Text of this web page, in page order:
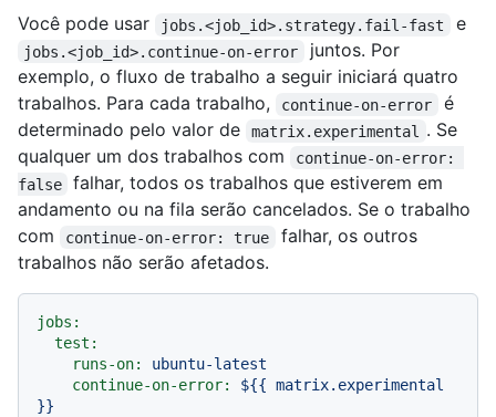
Você pode usar
jobs.<job_id>.strategy.fail-fast e
jobs.<job_id>.continue-on-error
juntos. Por
exemplo, o fluxo de trabalho a seguir iniciará quatro
trabalhos. Para cada trabalho,
continue-on-error
é
determinado pelo valor de
matrix.experimental
. Se
qualquer um dos trabalhos com
continue-on-error:
false
falhar, todos os trabalhos que estiverem em
andamento ou na fila serão cancelados. Se o trabalho
com
continue-on-error: true
falhar, os outros
trabalhos não serão afetados.
jobs:
test:
runs-on:
ubuntu-latest
continue-on-error:
${{ matrix.experimental
}}